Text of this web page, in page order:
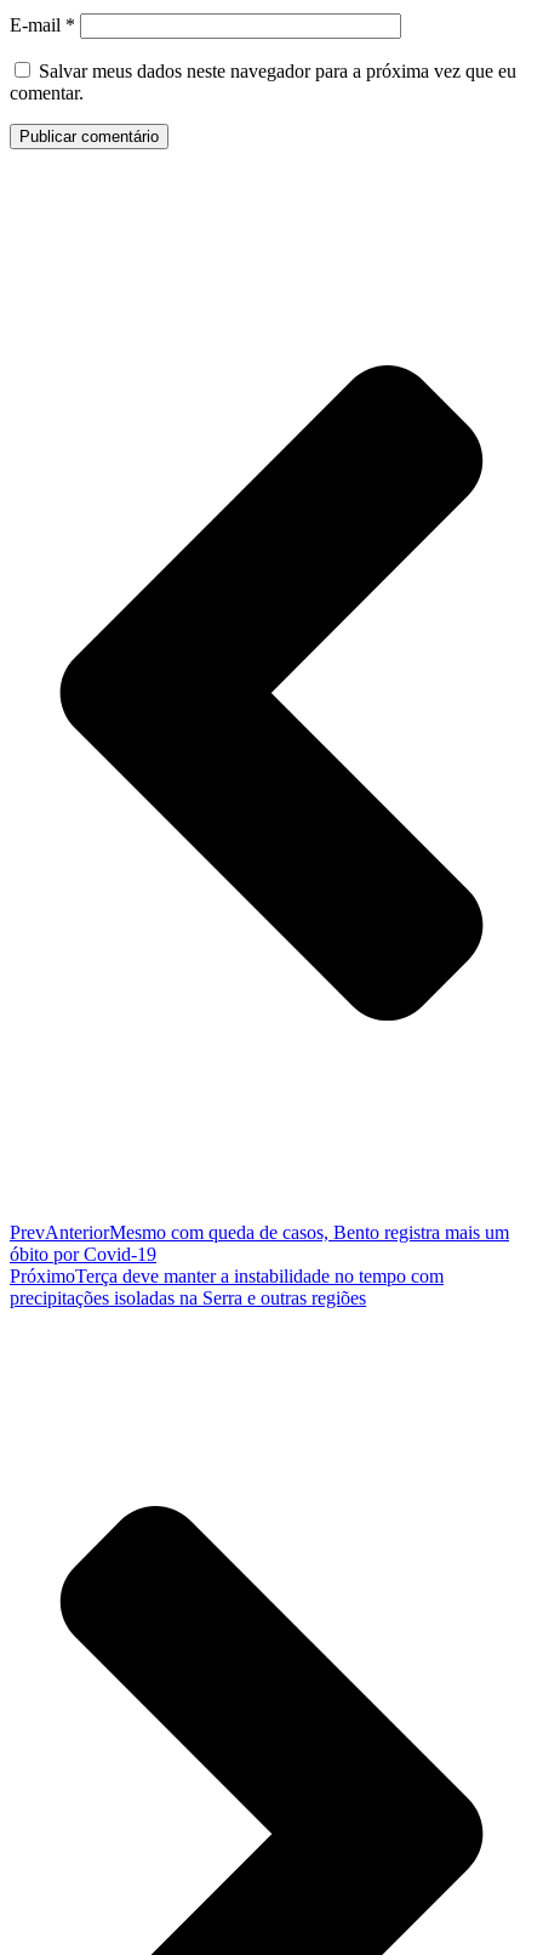
E-mail *
Salvar meus dados neste navegador para a próxima vez que eu
comentar.
PrevAnteriorMesmo com queda de casos, Bento registra mais um
óbito por Covid-19
PróximoTerça deve manter a instabilidade no tempo com
precipitações isoladas na Serra e outras regiões